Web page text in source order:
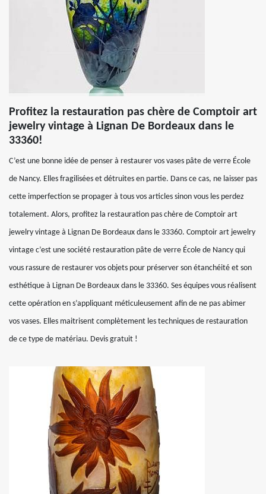
Profitez la restauration pas chère de Comptoir art
jewelry vintage à Lignan De Bordeaux dans le
33360!
C’est une bonne idée de penser à restaurer vos vases pâte de verre École
de Nancy. Elles fragilisées et détruites en partie. Dans ce cas, ne laisser pas
cette imperfection se propager à tous vos articles sinon vous les perdez
totalement. Alors, profitez la restauration pas chère de Comptoir art
jewelry vintage à Lignan De Bordeaux dans le 33360. Comptoir art jewelry
vintage c’est une société restauration pâte de verre École de Nancy qui
vous rassure de restaurer vos objets pour préserver son étanchéité et son
esthétique à Lignan De Bordeaux dans le 33360. Ses équipes vous réalisent
cette opération en s’appliquant méticuleusement afin de ne pas abimer
vos vases. Elles maitrisent complètement les techniques de restauration
de ce type de matériau. Devis gratuit !